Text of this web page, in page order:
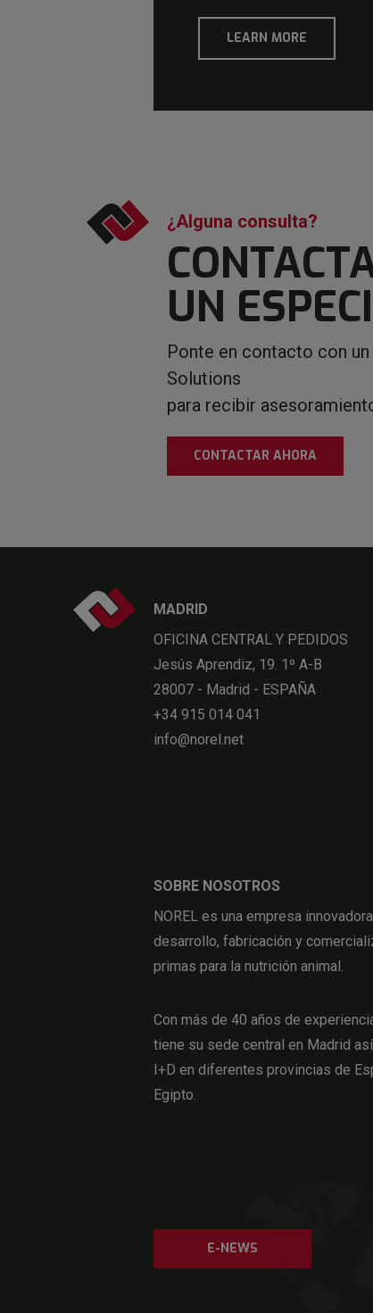
LEARN MORE
¿Alguna consulta?
UN
Ponte en contacto con
Solutions
para recibir
CONTACTAR AHORA
MADRID
OFICINA CENTRAL Y PEDIDOS
Jesús Aprendiz, 19. 1º A-B
28007 - Madrid - ESPAÑA
+34 915 014 041
info@norel.net
SOBRE NOSOTROS
NOREL es una empresa
desarrollo, fabricación y
primas para la nutrición animal.
Con más de 40 años de
tiene su sede central en Madrid
I+D en diferentes provincias de
Egipto.
E-NEWS